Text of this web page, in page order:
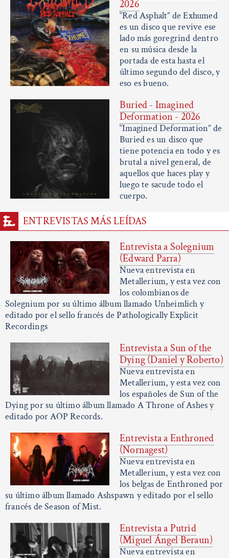
2026
“Red Asphalt” de Exhumed
es un disco que revive ese
lado más goregrind dentro
en su música desde la
portada de esta hasta el
último segundo del disco, y
eso es bueno.
Buried - Imagined
Deformation - 2026
“Imagined Deformation” de
Buried es un disco que
tiene potencia en todo y es
brutal a nivel general, de
aquellos que haces play y
luego te sacude todo el
cuerpo.
ENTREVISTAS MÁS LEÍDAS
Entrevista a Solegnium
(Edward Parra)
Nueva entrevista en
Metallerium, y esta vez con
los colombianos de
Solegnium por su último álbum llamado Unheimlich y
editado por el sello francés de Pathologically Explicit
Recordings
Entrevista a Sun of the
Dying (Daniel y Roberto)
Nueva entrevista en
Metallerium, y esta vez con
los españoles de Sun of the
Dying por su último álbum llamado A Throne of Ashes y
editado por AOP Records.
Entrevista a Enthroned
(Nornagest)
Nueva entrevista en
Metallerium, y esta vez con
los belgas de Enthroned por
su último álbum llamado Ashspawn y editado por el sello
francés de Season of Mist.
Entrevista a Putrid
(Miguel Ángel Beraun)
Nueva entrevista en